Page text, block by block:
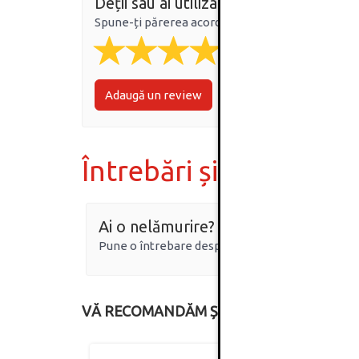
Spune-ți părerea acordând o nota produsului
Adaugă un review
Întrebări și
Ai o nelămurire?
Pune o întrebare despre produs.
VĂ RECOMANDĂM ȘI